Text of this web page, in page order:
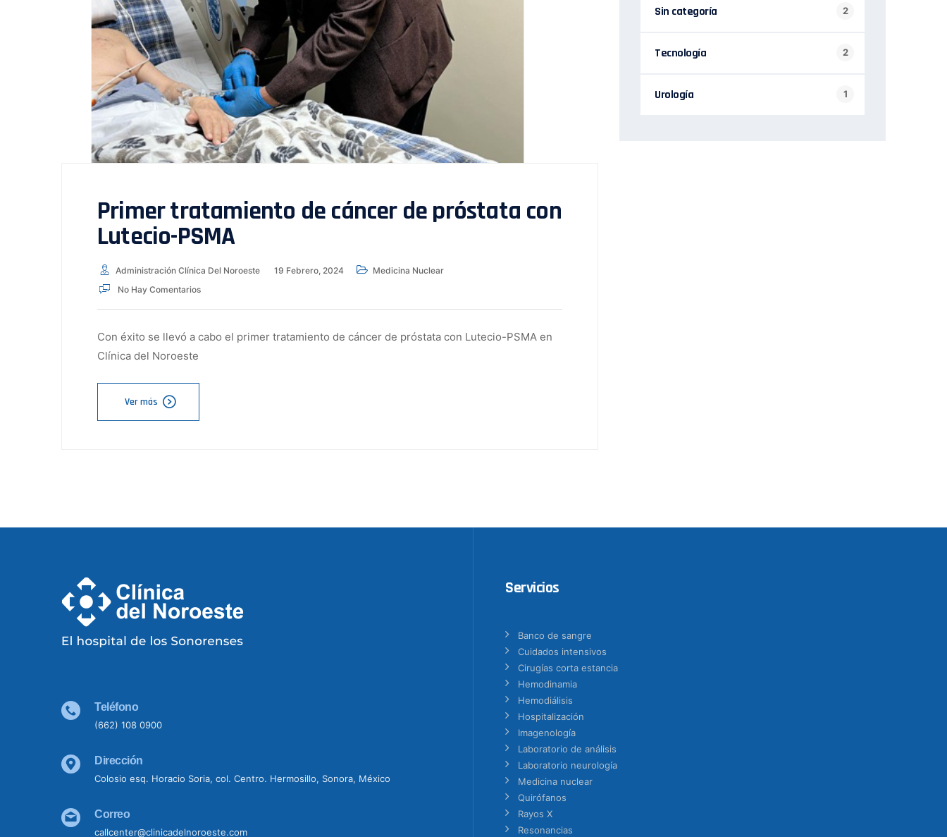
Primer tratamiento de cáncer de próstata con
Lutecio-PSMA
Administración Clínica Del Noroeste 19 Febrero, 2024
Medicina Nuclear
No Hay Comentarios
Con éxito se llevó a cabo el primer tratamiento de cáncer de próstata con Lutecio-PSMA en
Clínica del Noroeste
Ver más
Sin categoría 2
Tecnología 2
Urología 1
Teléfono
(662) 108 0900
Dirección
Colosio esq. Horacio Soria, col. Centro. Hermosillo, Sonora, México
Correo
callcenter@clinicadelnoroeste.com
Servicios
Banco de sangre
Cuidados intensivos
Cirugías corta estancia
Hemodinamia
Hemodiálisis
Hospitalización
Imagenología
Laboratorio de análisis
Laboratorio neurología
Medicina nuclear
Quirófanos
Rayos X
Resonancias